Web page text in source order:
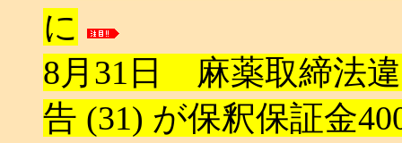
に
8月31日 麻薬取締法
告 (31) が保釈保証金